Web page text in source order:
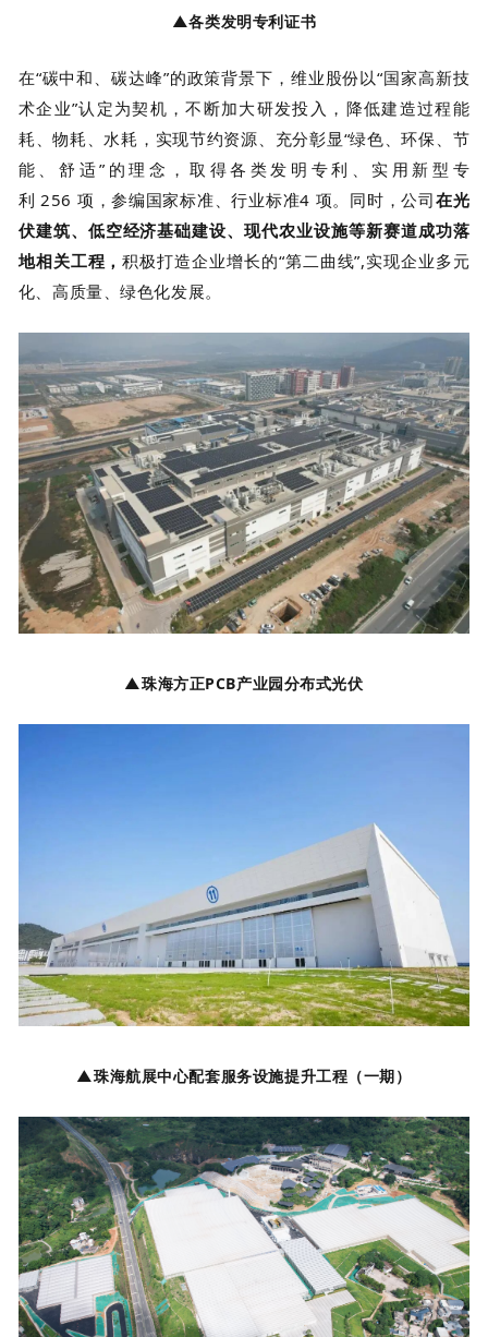
▲各类发明专利证书
在“碳中和、碳达峰”的政策背景下，维业股份以“国家高新技
术企业”认定为契机，不断加大研发投入，降低建造过程能
耗、物耗、水耗，实现节约资源、充分彰显“绿色、环保、节
能、舒适”的理念，取得各类发明专利、实用新型专
利 256 项，参编国家标准、行业标准4 项。 同时，公司在光
伏建筑、低空经济基础建设、现代农业设施等新赛道成功落
地相关工程，积极打造企业增长的“第二曲线”,实现企业多元
化、高质量、绿色化发展。
▲珠海方正PCB产业园分布式光伏
▲珠海航展中心配套服务设施提升工程（一期）